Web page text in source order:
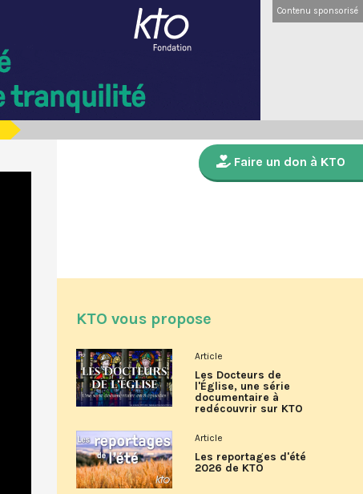
Contenu sponsorisé
Faire un don à KTO
KTO vous propose
Article
Les Docteurs de
l'Église, une série
documentaire à
redécouvrir sur KTO
Article
Les reportages d'été
2026 de KTO